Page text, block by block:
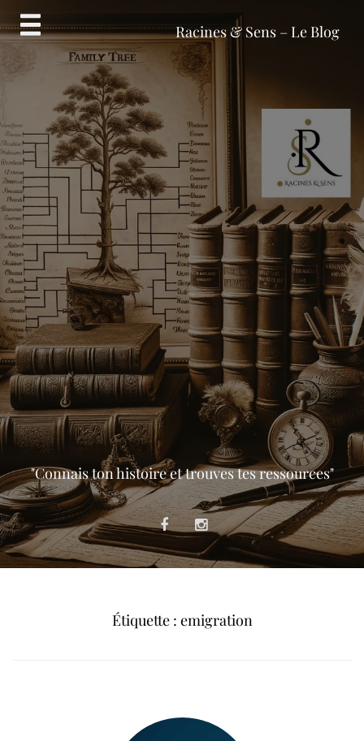
to
Racines & Sens – Le Blog
"Connais ton histoire et trouves tes ressources"
Étiquette : emigration